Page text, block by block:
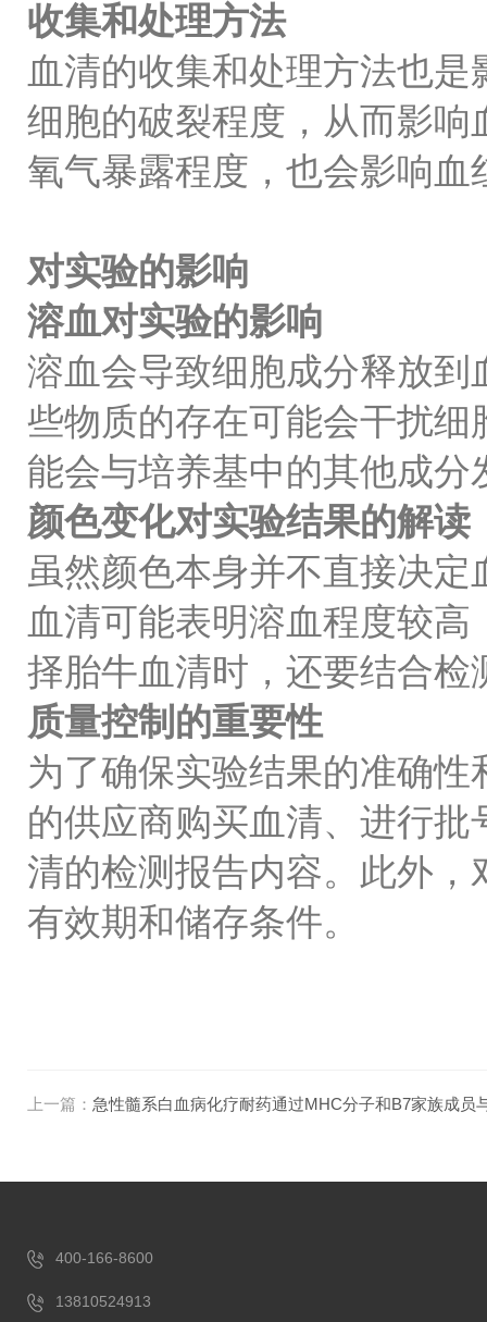
收集和处理方法
血清的收集和处理方法也
细胞的破裂程度，从而影
氧气暴露程度，也会影响
对实验的影响
溶血对实验的影响
溶血会导致细胞成分释放
些物质的存在可能会干扰
能会与培养基中的其他成
颜色变化对实验结果的解读
虽然颜色本身并不直接决
血清可能表明溶血程度较
择胎牛血清时，还要结合检
质量控制的重要性
为了确保实验结果的准确
的供应商购买血清、进行
清的检测报告内容。此外
有效期和储存条件。
上一篇： 急性髓系白血病化疗耐药通过MHC分子和B7家族成员
400-166-8600
13810524913